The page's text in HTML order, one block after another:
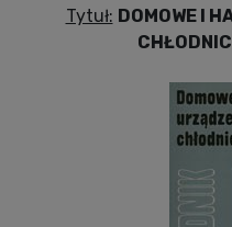
Tytuł: DOMOWE I